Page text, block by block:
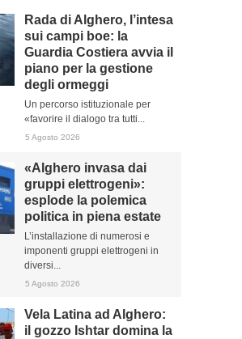
Rada di Alghero, l’intesa
sui campi boe: la
Guardia Costiera avvia il
piano per la gestione
degli ormeggi
Un percorso istituzionale per
«favorire il dialogo tra tutti...
5 Agosto 2026
«Alghero invasa dai
gruppi elettrogeni»:
esplode la polemica
politica in piena estate
L’installazione di numerosi e
imponenti gruppi elettrogeni in
diversi...
5 Agosto 2026
Vela Latina ad Alghero:
il gozzo Ishtar domina la